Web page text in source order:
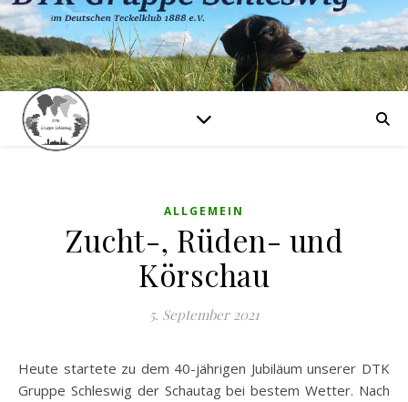
ALLGEMEIN
Zucht-, Rüden- und
Körschau
5. September 2021
Heute startete zu dem 40-jährigen Jubiläum unserer DTK
Gruppe Schleswig der Schautag bei bestem Wetter. Nach